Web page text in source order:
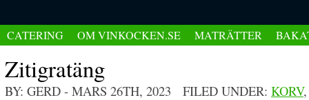
CATERING OM VINKOCKEN.SE MATRÄTTER
Zitigratäng
BY: GERD - MARS 26TH, 2023 FILED UNDER: KORV